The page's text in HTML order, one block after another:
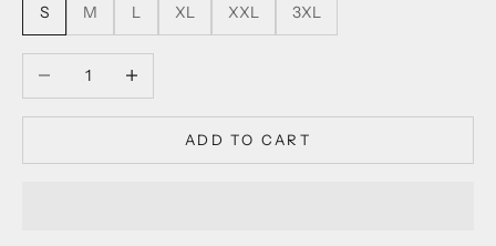
S
M L XL XXL 3XL
Decrease quantityIncrease quantity
ADD TO CART